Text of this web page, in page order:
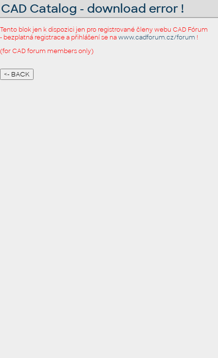
CAD Catalog - download error !
Tento blok jen k dispozici jen pro registrované členy webu CAD Fórum
- bezplatná registrace a přihlášení se nawww.cadforum.cz/forum !
(for CAD forum members only)